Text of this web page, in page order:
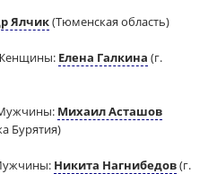
Ялчик(Тюменская область)
Женщины: Елена Галкина (г.
Мужчины: Михаил Асташов
Бурятия)
Никита Нагнибедов(г.